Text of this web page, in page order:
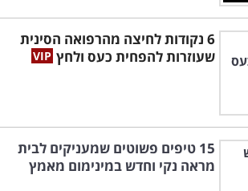
6 נקודות לחיצה מהרפואה הסינית
שעוזרות להפחית כעס ולחץ
15 טיפים פשוטים שמעניקים לבית
מראה נקי וחדש במינימום מאמץ